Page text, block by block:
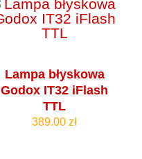
Lampa błyskowa
Godox IT32 iFlash
TTL
389.00 zł